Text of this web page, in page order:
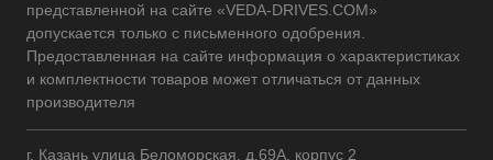
представленной на сайте «VEDA-DRIVES.COM»
допускается только с письменного одобрения.
Предоставленная на сайте информация о характеристиках
и комплектности товаров может отличаться от данных
производителя
г. Казань улица Беломорская, д.69А, корпус 2